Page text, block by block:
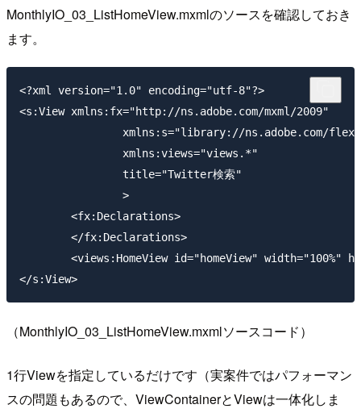
MonthlyIO_03_ListHomeView.mxmlのソースを確認しておき
ます。
<?xml version="1.0" encoding="utf-8"?>
<s:View xmlns:fx="http://ns.adobe.com/mxml/2009"
（MonthlyIO_03_ListHomeView.mxmlソースコード）
1行Viewを指定しているだけです（実案件ではパフォーマン
スの問題もあるので、ViewContainerとViewは一体化しま